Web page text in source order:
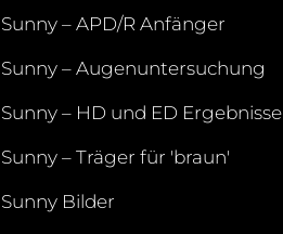
Sunny – APD/R Anfänger
Sunny – Augenuntersuchung
Sunny – HD und ED Ergebnisse
Sunny – Träger für 'braun'
Sunny Bilder